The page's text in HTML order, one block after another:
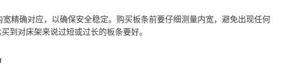
精确对应，以确保安全稳定。购买板条前要仔细测量内宽，避免出现任何
到对床架来说过短或过长的板条要好。